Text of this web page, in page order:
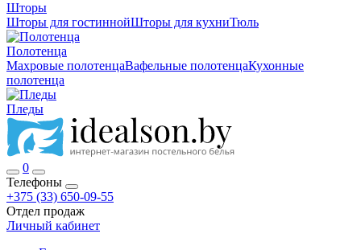
Шторы
Шторы для гостиннойШторы для кухниТюль
Полотенца
Махровые полотенцаВафельные полотенцаКухонные
полотенца
Пледы
0
Телефоны
+375 (33) 650-09-55
Отдел продаж
Личный кабинет